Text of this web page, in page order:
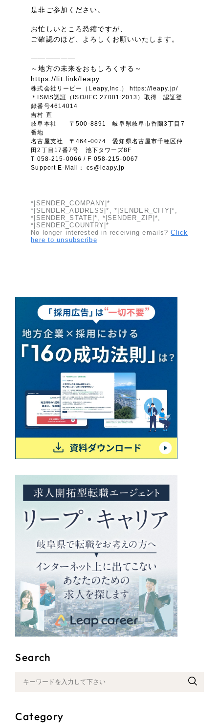
リープ・プロジェクト／マーケティング代行
SEO対策によるアクセス獲得、反響獲得などの"Webマーケティング"から、
採用DX支援
リープ・リクルーティング／ 採用業務代行
求人票作成・面接など各種業務代行、採用の仕組み作り支援
リープ・キャリア 人材紹介サービス
カイゼンDX支援
制作実績
Works
ブックマークしたサイト
すべて （624件）
コーポレート・企業サイト （278件）
ブランドサイト・サービスサイト
求人・採用サイト
ECサイト（オンラインショップ） （43件）
ポータルサイト・メディアサイト
LP（ランディングページ） （28件）
キャンペーン・プロモーションサイト
ブランディング（ロゴ・印刷物）
その他
お客様インタビュー
リープ・プロジェクト
リープ・リクルーティング
その他のサービス
プライバシーポリシー
AI倫理ポリシー
Search
Category
是非ご参加ください。
お忙しいところ恐縮ですが、
ご確認のほど、よろしくお願いいたします。
——————
～地方の未来をおもしろくする～
https://lit.link/leapy
株式会社リーピー（Leapy,Inc.） https://leapy.jp/
＊ISMS認証（ISO/IEC 27001:2013）取得 認証登
録番号4614014
吉村 直
岐阜本社 〒500-8891 岐阜県岐阜市香蘭3丁目7
番地
名古屋支社 〒464-0074 愛知県名古屋市千種区仲
田2丁目17番7号 池下タワーズ8F
T 058-215-0066 / F 058-215-0067
Support E-Mail：cs@leapy.jp
*|SENDER_COMPANY|*
*|SENDER_ADDRESS|*, *|SENDER_CITY|*,
*|SENDER_STATE|*, *|SENDER_ZIP|*,
*|SENDER_COUNTRY|*
No longer interested in receiving emails?Click
here to unsubscribe